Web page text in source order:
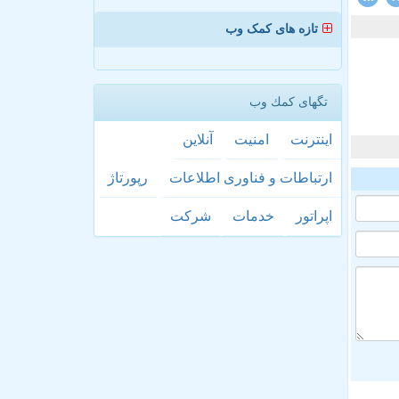
تازه های کمک وب
تگهای كمك وب
اینترنت امنیت آنلاین
ارتباطات و فناوری اطلاعات رپورتاژ
اپراتور خدمات شركت